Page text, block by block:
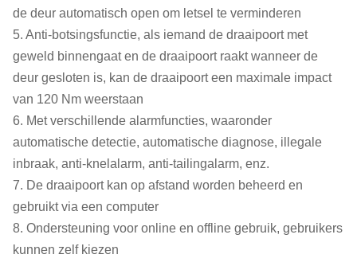
de deur automatisch open om letsel te verminderen
5. Anti-botsingsfunctie, als iemand de draaipoort met
geweld binnengaat en de draaipoort raakt wanneer de
deur gesloten is, kan de draaipoort een maximale impact
van 120 Nm weerstaan
6. Met verschillende alarmfuncties, waaronder
automatische detectie, automatische diagnose, illegale
inbraak, anti-knelalarm, anti-tailingalarm, enz.
7. De draaipoort kan op afstand worden beheerd en
gebruikt via een computer
8. Ondersteuning voor online en offline gebruik, gebruikers
kunnen zelf kiezen